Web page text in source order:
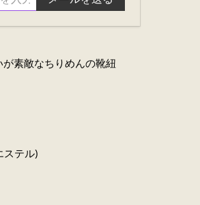
が素敵なちりめんの靴紐
ステル)